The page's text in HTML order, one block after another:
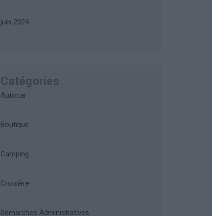
juin 2024
Catégories
Autocar
Boutique
Camping
Croisière
Démarches Administratives